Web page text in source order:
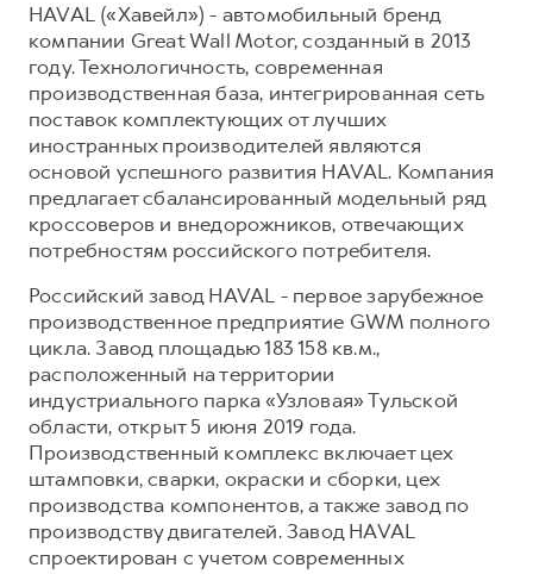
HAVAL («Хавейл») - автомобильный бренд
компании Great Wall Motor, созданный в 2013
году. Технологичность, современная
производственная база, интегрированная сеть
поставок комплектующих от лучших
иностранных производителей являются
основой успешного развития HAVAL. Компания
предлагает сбалансированный модельный ряд
кроссоверов и внедорожников, отвечающих
потребностям российского потребителя.
Российский завод HAVAL - первое зарубежное
производственное предприятие GWM полного
цикла. Завод площадью 183 158 кв.м.,
расположенный на территории
индустриального парка «Узловая» Тульской
области, открыт 5 июня 2019 года.
Производственный комплекс включает цех
штамповки, сварки, окраски и сборки, цех
производства компонентов, а также завод по
производству двигателей. Завод HAVAL
спроектирован с учетом современных